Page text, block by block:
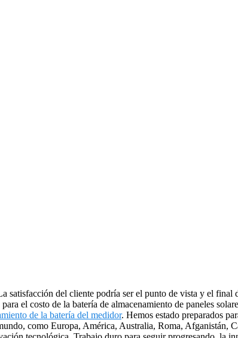
satisfacción del cliente podría ser el punto de vista y el final
el costo de la batería de almacenamiento de paneles
de la batería del medidor. Hemos estado preparados
como Europa, América, Australia, Roma, Afganistán,